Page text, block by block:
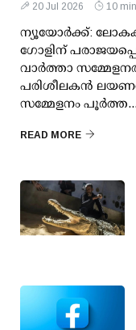
20 Jul 2026 10
ന്യൂയോര്‍ക്ക്:
ഗോളിന്
വാര്‍ത്താ
പരിശീലകന്‍
സമ്മേളനം പൂര്‍ത്ത...
READ MORE